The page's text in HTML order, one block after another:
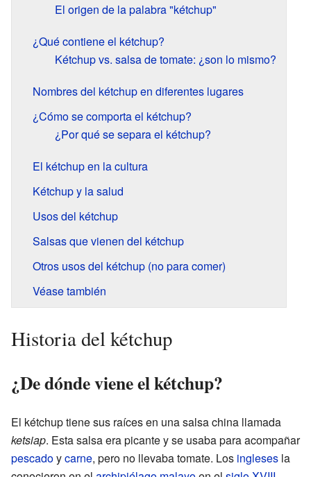
El origen de la palabra "kétchup"
¿Qué contiene el kétchup?
Kétchup vs. salsa de tomate: ¿son lo mismo?
Nombres del kétchup en diferentes lugares
¿Cómo se comporta el kétchup?
¿Por qué se separa el kétchup?
El kétchup en la cultura
Kétchup y la salud
Usos del kétchup
Salsas que vienen del kétchup
Otros usos del kétchup (no para comer)
Véase también
Historia del kétchup
¿De dónde viene el kétchup?
El kétchup tiene sus raíces en una salsa china llamada
ketsiap. Esta salsa era picante y se usaba para acompañar
pescadoycarne, pero no llevaba tomate. Los ingleses la